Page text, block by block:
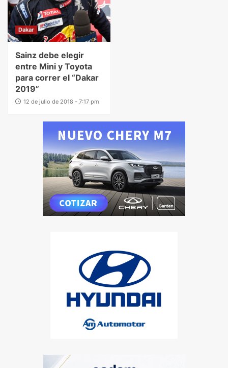
Dakar
Sainz debe elegir
entre Mini y Toyota
para correr el “Dakar
2019”
12 de julio de 2018 - 7:17 pm